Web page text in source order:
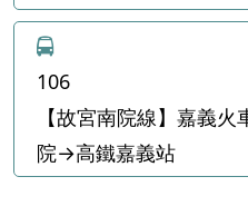
106
【故宮南院線】嘉義
院→高鐵嘉義站